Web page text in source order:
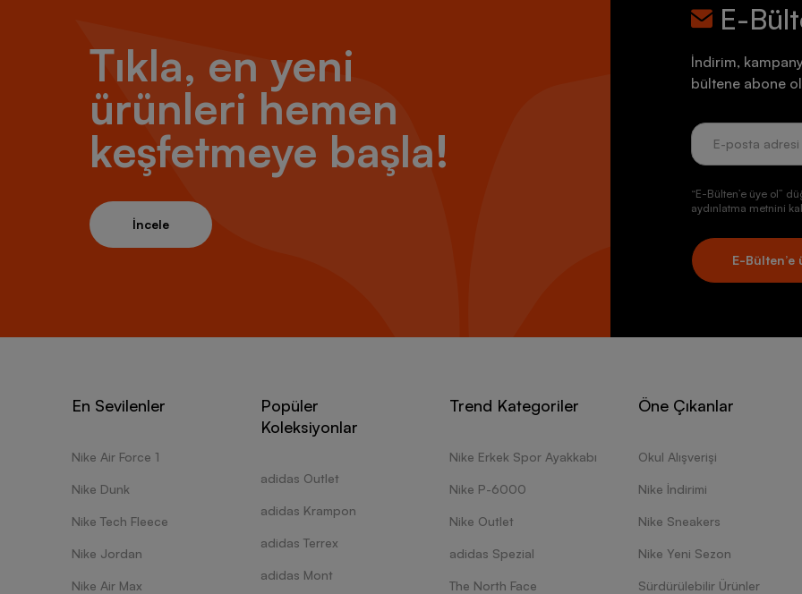
Tıkla, en yeni
ürünleri hemen
keşfetmeye başla!
İncele
E-
İndirim,
bültene abone
“E-Bülten’e üye ol”
aydınlatma metnini
E-Bülten’e
En Sevilenler
Nike Air Force 1
Nike Dunk
Nike Tech Fleece
Nike Jordan
Nike Air Max
Popüler
Koleksiyonlar
adidas Outlet
adidas Krampon
adidas Terrex
adidas Mont
Trend Kategoriler
Nike Erkek Spor Ayakkabı
Nike P-6000
Nike Outlet
adidas Spezial
The North Face
Öne Çıkanlar
Okul Alışverişi
Nike İndirimi
Nike Sneakers
Nike Yeni Sezon
Sürdürülebilir Ürünler